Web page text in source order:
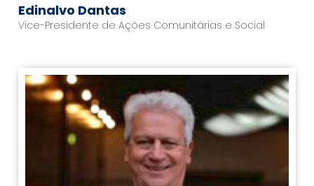
Edinalvo Dantas
Vice-Presidente de Ações Comunitárias e Social